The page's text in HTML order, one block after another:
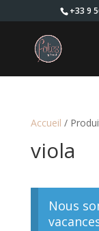
+33 9
Accueil /
viola
Nous